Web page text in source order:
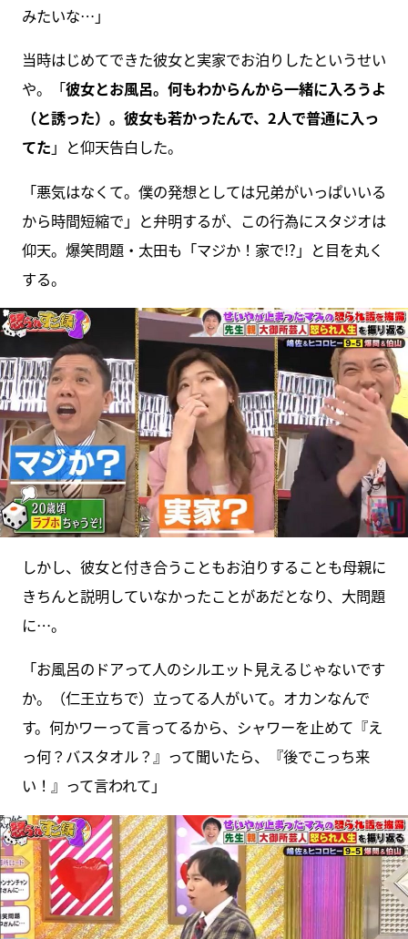
みたいな…」
当時はじめてできた彼女と実家でお泊りしたというせい
や。「彼女とお風呂。何もわからんから一緒に入ろうよ
（と誘った）。彼女も若かったんで、2人で普通に入っ
てた 」と仰天告白した。
「悪気はなくて。僕の発想としては兄弟がいっぱいいる
から時間短縮で」と弁明するが、この行為にスタジオは
仰天。爆笑問題・太田も「マジか！家で!?」と目を丸く
する。
しかし、彼女と付き合うこともお泊りすることも母親に
きちんと説明していなかったことがあだとなり、大問題
に…。
「お風呂のドアって人のシルエット見えるじゃないです
か。（仁王立ちで）立ってる人がいて。オカンなんで
す。何かワーって言ってるから、シャワーを止めて『え
っ何？バスタオル？』って聞いたら、『後でこっち来
い！』って言われて」